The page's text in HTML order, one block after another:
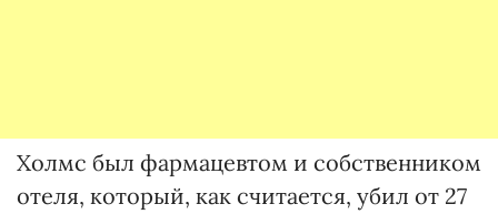
Холмс был фармацевтом и собственником
отеля, который, как считается, убил от 27